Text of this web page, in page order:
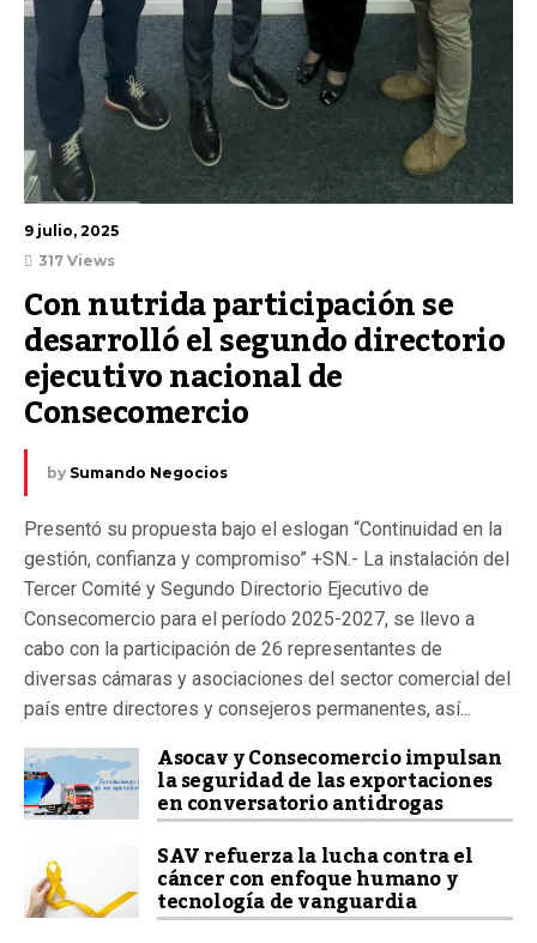
9 julio, 2025
317 Views
Con nutrida participación se
desarrolló el segundo directorio
ejecutivo nacional de
Consecomercio
by Sumando Negocios
Presentó su propuesta bajo el eslogan “Continuidad en la
gestión, confianza y compromiso” +SN.- La instalación del
Tercer Comité y Segundo Directorio Ejecutivo de
Consecomercio para el período 2025-2027, se llevo a
cabo con la participación de 26 representantes de
diversas cámaras y asociaciones del sector comercial del
país entre directores y consejeros permanentes, así...
Asocav y Consecomercio impulsan
la seguridad de las exportaciones
en conversatorio antidrogas
SAV refuerza la lucha contra el
cáncer con enfoque humano y
tecnología de vanguardia